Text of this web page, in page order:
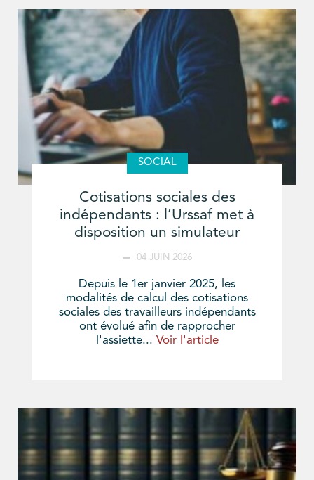
SOCIAL
Cotisations sociales des
indépendants : l’Urssaf met à
disposition un simulateur
04 JUIN 2026
Depuis le 1er janvier 2025, les
modalités de calcul des cotisations
sociales des travailleurs indépendants
ont évolué afin de rapprocher
l'assiette... Voir l'article